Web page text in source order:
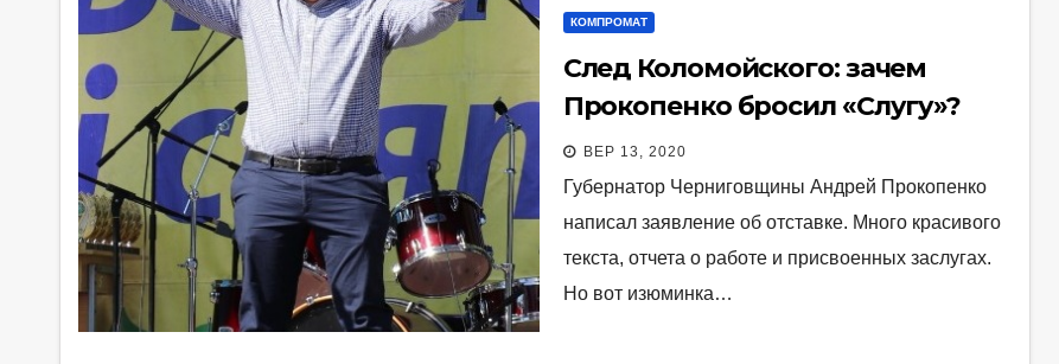
КОМПРОМАТ
След Коломойского: зачем
Прокопенко бросил «Слугу»?
ВЕР 13, 2020
Губернатор Черниговщины Андрей Прокопенко
написал заявление об отставке. Много красивого
текста, отчета о работе и присвоенных заслугах.
Но вот изюминка…